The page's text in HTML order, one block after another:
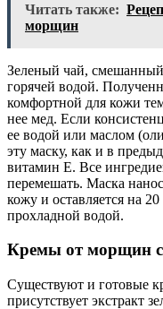
Читать также:
морщин
Зеленый чай, смешанный
горячей водой.
комфортной для кожи
нее мед. Если
ее водой или маслом
эту маску, как и в
витамин Е. Все
перемешать. Маска
кожу и оставляется на
прохладной водой.
Кремы от морщин
Существуют и готовые
присутствует экстракт